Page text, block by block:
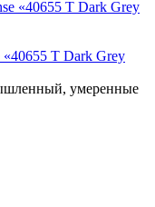
T Dark Grey
умеренные